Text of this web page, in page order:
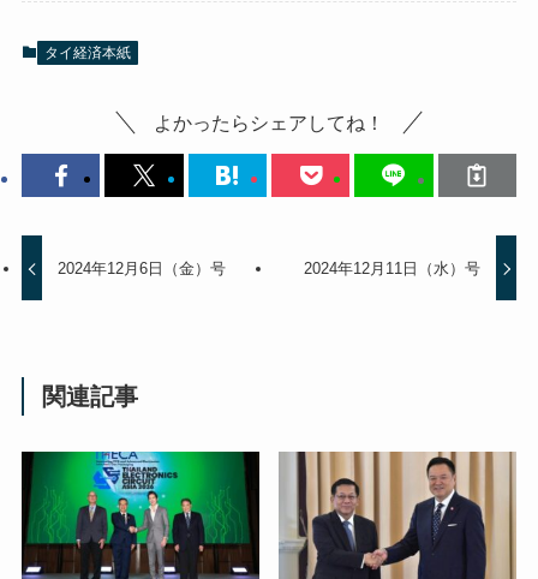
タイ経済本紙
よかったらシェアしてね！
2024年12月6日（金）号 2024年12月11日（水）号
関連記事